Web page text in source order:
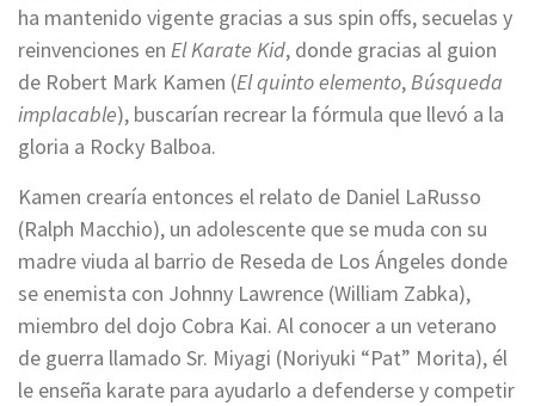
ha mantenido vigente gracias a sus spin offs, secuelas y
reinvenciones en El Karate Kid, donde gracias al guion
de Robert Mark Kamen (El quinto elemento,Búsqueda
implacable), buscarían recrear la fórmula que llevó a la
gloria a Rocky Balboa.
Kamen crearía entonces el relato de Daniel LaRusso
(Ralph Macchio), un adolescente que se muda con su
madre viuda al barrio de Reseda de Los Ángeles donde
se enemista con Johnny Lawrence (William Zabka),
miembro del dojo Cobra Kai. Al conocer a un veterano
de guerra llamado Sr. Miyagi (Noriyuki “Pat” Morita), él
le enseña karate para ayudarlo a defenderse y competir